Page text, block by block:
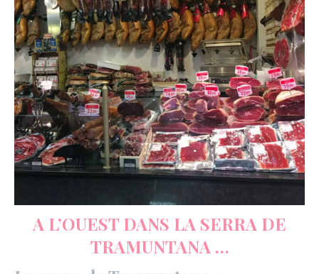
A L’OUEST DANS LA SERRA DE
TRAMUNTANA …